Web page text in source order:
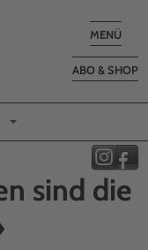
Toggle
MENÜ
ABO & SHOP
sind die